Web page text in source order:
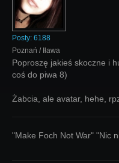
Posty: 6188
Poznań / Iława
Poproszę jakieś skoczne i
coś do piwa 8)
Żabcia, ale avatar, hehe,
"Make Foch Not War" "Nic